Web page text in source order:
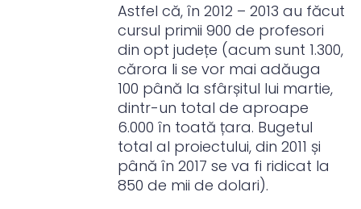
Astfel că, în 2012 – 2013 au făcut
cursul primii 900 de profesori
din opt județe (acum sunt 1.300,
cărora li se vor mai adăuga
100 până la sfârșitul lui martie,
dintr-un total de aproape
6.000 în toată țara. Bugetul
total al proiectului, din 2011 și
până în 2017 se va fi ridicat la
850 de mii de dolari).